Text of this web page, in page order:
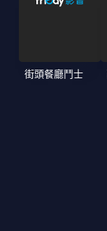
街頭餐廳鬥士